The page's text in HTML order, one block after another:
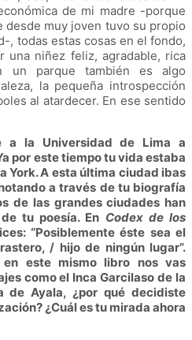
de mi madre -porque
desde muy joven tuvo su propio
, todas estas cosas en el fondo,
una niñez feliz, agradable, rica
un parque también es algo
la pequeña introspección
al atardecer. En ese sentido
a la Universidad de Lima a
por este tiempo tu vida estaba
York. A esta última ciudad ibas
a través de tu biografía
de las grandes ciudades han
tu poesía. En Codex de los
“Posiblemente éste sea el
/ hijo de ningún lugar”.
este mismo libro nos vas
como el Inca Garcilaso de la
de Ayala, ¿por qué decidiste
¿Cuál es tu mirada ahora